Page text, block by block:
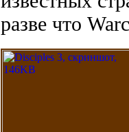
разве что